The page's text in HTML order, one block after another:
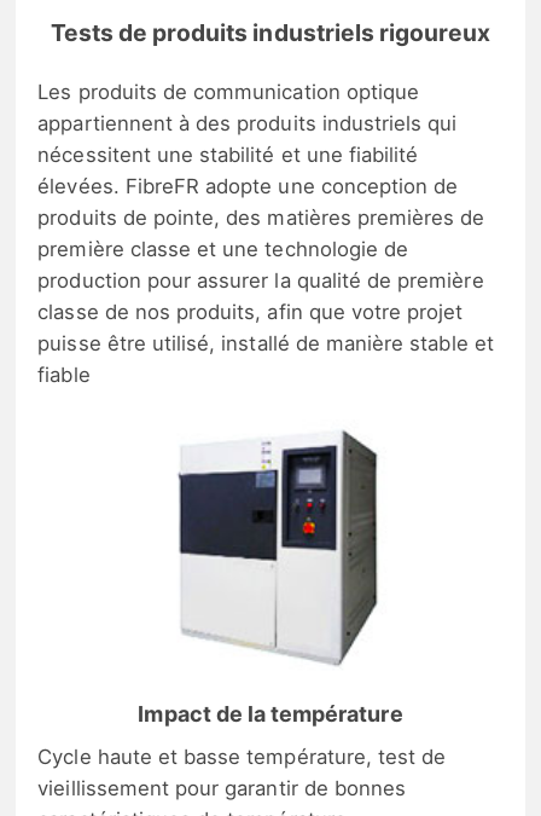
Tests de produits industriels rigoureux
Les produits de communication optique
appartiennent à des produits industriels qui
nécessitent une stabilité et une fiabilité
élevées. FibreFR adopte une conception de
produits de pointe, des matières premières de
première classe et une technologie de
production pour assurer la qualité de première
classe de nos produits, afin que votre projet
puisse être utilisé, installé de manière stable et
fiable
Impact de la température
Cycle haute et basse température, test de
vieillissement pour garantir de bonnes